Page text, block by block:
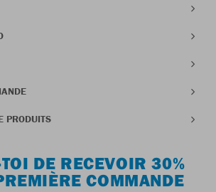
PRODUITS
DE RECEVOIR 30%
COMMANDE